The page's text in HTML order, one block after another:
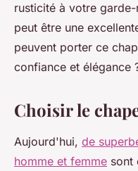
rusticité à votre
peut être une
peuvent porter ce
confiance et élégance
Choisir le
Aujourd'hui, de
homme et femme sont